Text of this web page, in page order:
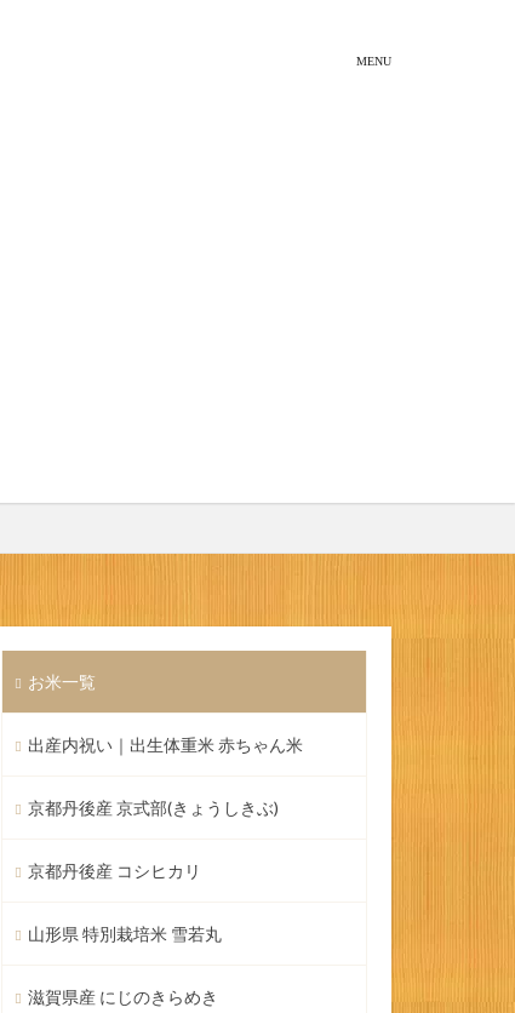
お米一覧
出産内祝い｜出生体重米 赤ちゃん米
京都丹後産 京式部(きょうしきぶ)
京都丹後産 コシヒカリ
山形県 特別栽培米 雪若丸
滋賀県産 にじのきらめき